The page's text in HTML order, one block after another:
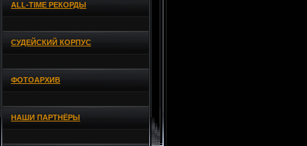
ALL-TIME РЕКОРДЫ
СУДЕЙСКИЙ КОРПУС
ФОТОАРХИВ
НАШИ ПАРТНЁРЫ